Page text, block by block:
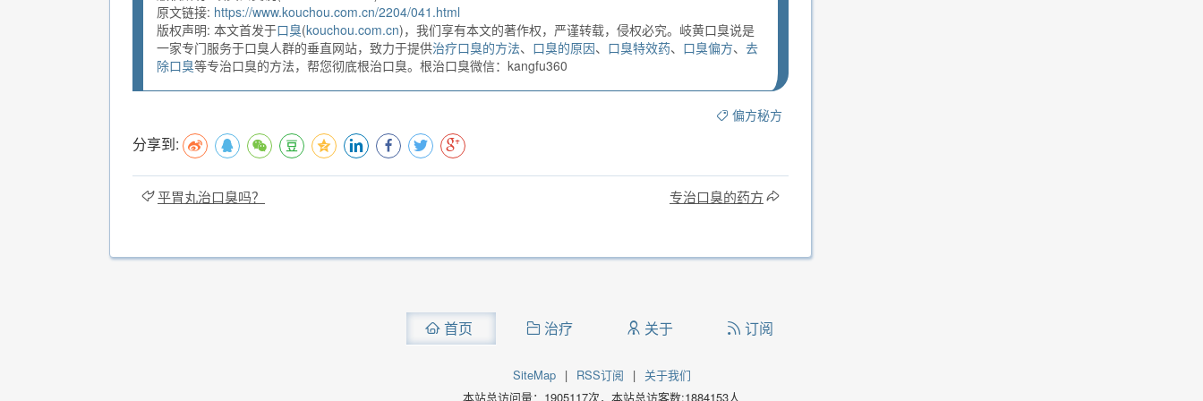
原文链接: https://www.kouchou.com.cn/2204/041.html
版权声明: 本文首发于口臭(kouchou.com.cn)，我们享有本文的著作权，严谨转载，侵权必究。岐黄口臭说是
一家专门服务于口臭人群的垂直网站，致力于提供治疗口臭的方法、 口臭的原因、 口臭特效药、 口臭偏方、 去
除口臭等专治口臭的方法，帮您彻底根治口臭。根治口臭微信：kangfu360
偏方秘方
分享到:
平胃丸治口臭吗？ 专治口臭的药方
首页 治疗 关于 订阅
SiteMap | RSS订阅 |
关于我们
本站总访问量： 1905117次，本站总访客数:1884153人